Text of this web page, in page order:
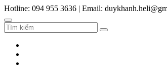
Hotline: 094 955 3636 | Email: